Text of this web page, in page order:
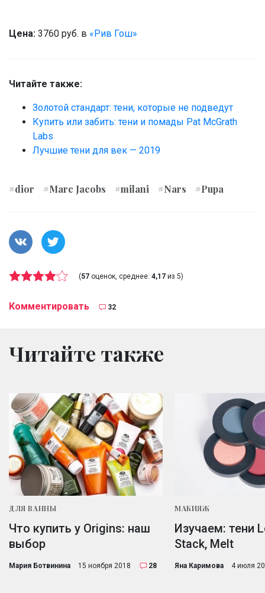
Цена: 3760 руб. в «Рив Гош»
Читайте также:
Золотой стандарт: тени, которые не подведут
Купить или забить: тени и помады Pat McGrath
Labs
Лучшие тени для век — 2019
#dior #Marc Jacobs #milani #Nars #Pupa
(57 оценок, среднее: 4,17 из 5)
Комментировать 32
Читайте также
ДЛЯ ВАННЫ
Что купить у Origins: наш
выбор
Мария Ботвинина 15 ноября 2018 28
МАКИЯЖ
Изучаем: тени
Stack, Melt
Яна Каримова 4 июля